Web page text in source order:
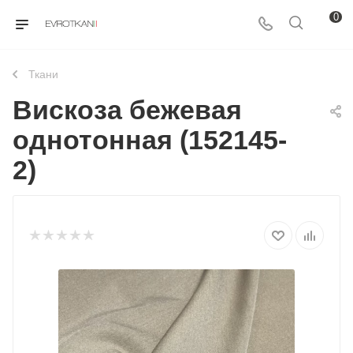
0
Ткани
Вискоза бежевая
однотонная (152145-
2)